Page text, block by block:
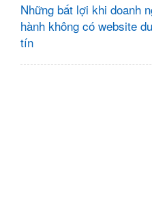
Những bất lợi khi doanh
hành không có website
tín